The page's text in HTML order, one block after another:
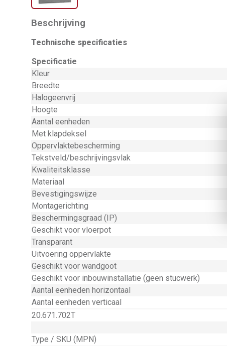
Beschrijving
Technische specificaties
Specificatie
Kleur
Breedte
Halogeenvrij
Hoogte
Aantal eenheden
Met klapdeksel
Oppervlaktebescherming
Tekstveld/beschrijvingsvlak
Kwaliteitsklasse
Materiaal
Bevestigingswijze
Montagerichting
Beschermingsgraad (IP)
Geschikt voor vloerpot
Transparant
Uitvoering oppervlakte
Geschikt voor wandgoot
Geschikt voor inbouwinstallatie (geen stucwerk)
Aantal eenheden horizontaal
Aantal eenheden verticaal
20.671.702T
Type / SKU (MPN)